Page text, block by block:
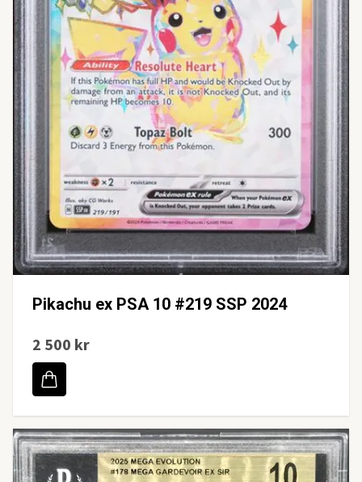
Pikachu ex PSA 10 #219 SSP 2024
2 500 kr